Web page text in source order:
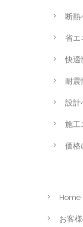
断熱
省エ
快適
耐震
設計
施工
価格
Home
お客